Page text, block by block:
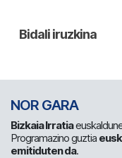
NOR GARA
Bizkaia Irratia
Programazino guztia
emitiduten da.